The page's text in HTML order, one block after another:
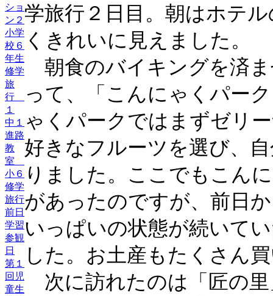
ショ
ン２
小学
校６
年生
修学
旅
行
１
中１
進路
教
室
小６
修学
旅行
前日
学習
参観
日
第１
回児
童生
学旅行２日目。朝はホテ
くきれいに見えました。
朝食のバイキングを済
って、「こんにゃくパー
ゃくパークではまずゼリ
好きなフルーツを選び、
りました。ここでもこん
があったのですが、前日
いっぱいの状態が続いて
した。お土産もたくさん
次に訪れたのは「匠の里